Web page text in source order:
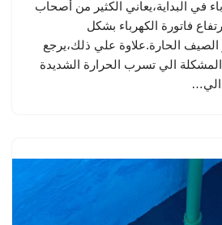
في البداية،يعاني الكثير من أصحاب
فاتورة الكهرباء بشكل
الحارة.علاوة علي ذلك،يرجع
الي تسرب الحرارة الشديدة
الي…